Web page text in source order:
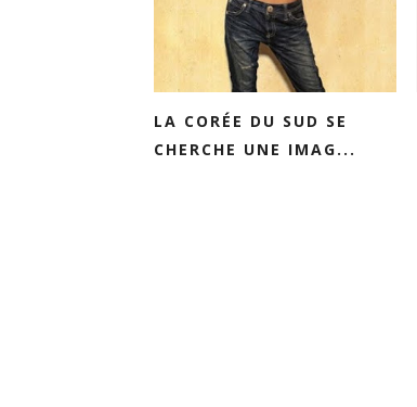
LA CORÉE DU SUD SE
CHERCHE UNE IMAG...